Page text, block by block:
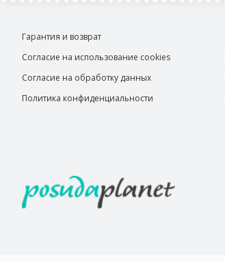
Гарантия и возврат
Согласие на использование cookies
Согласие на обработку данных
Политика конфиденциальности